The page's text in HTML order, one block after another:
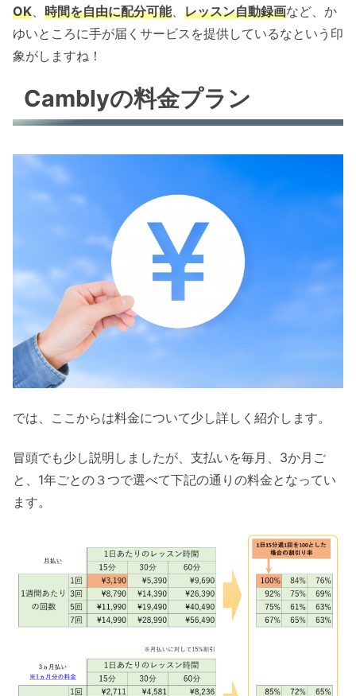
OK
時間を自由に配分可能、 レッスン自動録画など、か
ゆいところに手が届くサービスを提供しているなという印
象がしますね！
Camblyの料金プラン
では、ここからは料金について少し詳しく紹介します。
冒頭でも少し説明しましたが、支払いを毎月、3か月ご
と、1年ごとの３つで選べて下記の通りの料金となってい
ます。